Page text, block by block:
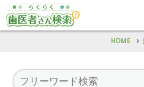
HOME